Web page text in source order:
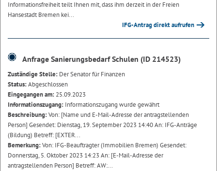
Informationsfreiheit teilt Ihnen mit, dass ihm derzeit in der Freien
Hansestadt Bremen kei...
IFG-Antrag direkt aufrufen
Anfrage Sanierungsbedarf Schulen (ID 214523)
Zuständige Stelle: Der Senator für Finanzen
Status:Abgeschlossen
Eingegangen am: 25.09.2023
Informationszugang: Informationszugang wurde gewährt
Beschreibung:Von: [Name und E-Mail-Adresse der antragstellenden
Person] Gesendet: Dienstag, 19. September 2023 14:40 An: IFG-Anträge
(Bildung) Betreff: [EXTER...
Bemerkung:Von: IFG-Beauftragter (Immobilien Bremen) Gesendet:
Donnerstag, 5. Oktober 2023 14:23 An: [E-Mail-Adresse der
antragstellenden Person] Betreff: AW:...